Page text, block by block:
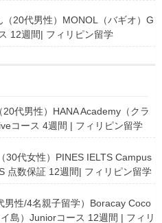
20代男性）MONOL（バギオ）G
12週間| フィリピン留学
代男性）HANA Academy（クラ
コース 4週間 | フィリピン留学
30代女性）PINES IELTS Campus
点数保証 12週間| フィリピン留学
男性/4名親子留学）Boracay Coco
島）Juniorコース 12週間 | フィリ